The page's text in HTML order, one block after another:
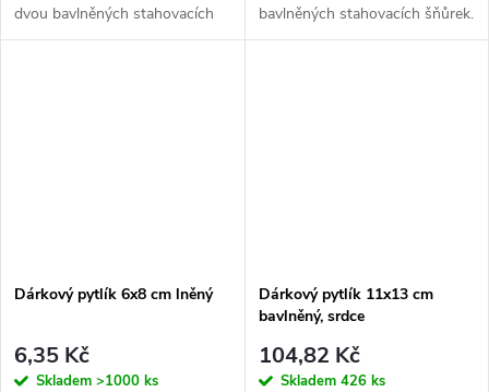
dvou bavlněných stahovacích
šňůrek. Použití: pytlík je vhodný
bavlněných stahovacích šňůrek.
Použití: využijete jej k
Dárkový pytlík 6x8 cm lněný
6,35 Kč
Skladem >1000 ks
Dárkový pytlík 11x13 cm
bavlněný, srdce
104,82 Kč
Skladem 426 ks